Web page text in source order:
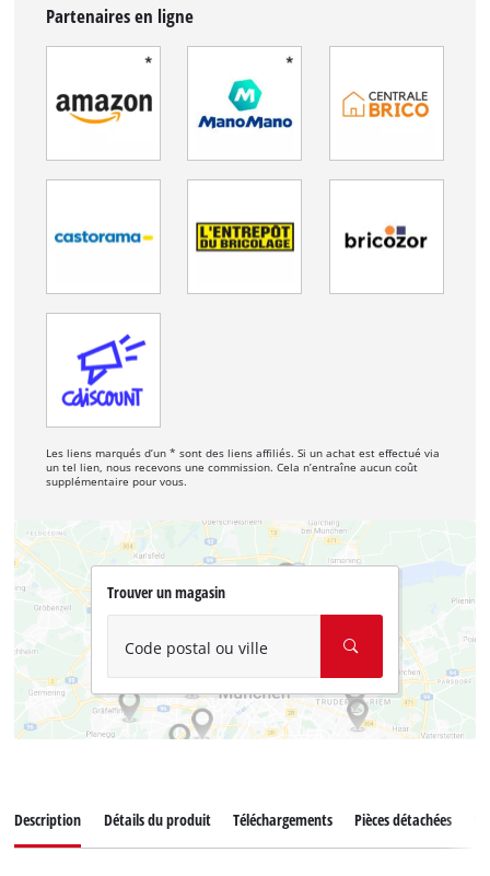
Partenaires en ligne
Les liens marqués d’un * sont des liens affiliés. Si un achat est effectué via
un tel lien, nous recevons une commission. Cela n’entraîne aucun coût
supplémentaire pour vous.
Trouver un magasin
Code postal ou ville
Description Détails du produit Téléchargements Pièces détachées